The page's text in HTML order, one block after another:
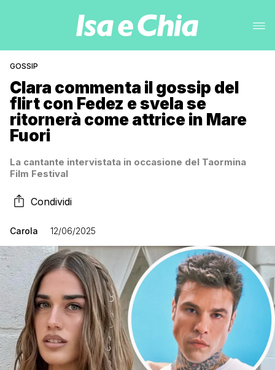
GOSSIP
Clara commenta il gossip del
flirt con Fedez e svela se
ritornerà come attrice in Mare
Fuori
La cantante intervistata in occasione del Taormina
Film Festival
Condividi
Carola 12/06/2025